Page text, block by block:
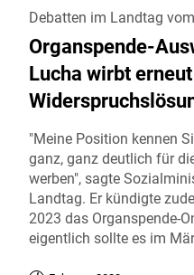
Debatten im Landtag
Organspende-
Lucha wirbt
"Meine Position kennen
ganz, ganz deutlich für
werben", sagte
Landtag. Er kündigte
2023 das Organspende-
eigentlich sollte es im